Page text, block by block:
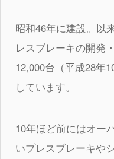
お問い合わせ
アフターメンテナンス
リンク
Japanese
English
昭和46年に建設。以
レスブレーキの開発
12,000台（平成28年
しています。
10年ほど前にはオー
いプレスブレーキや